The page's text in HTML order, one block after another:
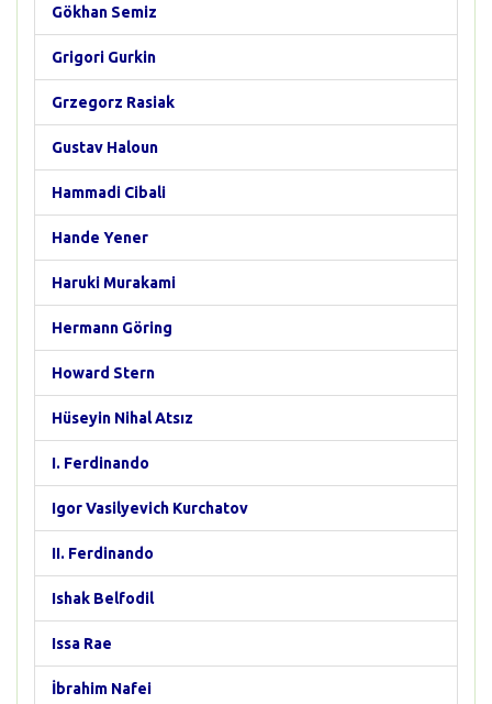
Gökhan Semiz
Grigori Gurkin
Grzegorz Rasiak
Gustav Haloun
Hammadi Cibali
Hande Yener
Haruki Murakami
Hermann Göring
Howard Stern
Hüseyin Nihal Atsız
I. Ferdinando
Igor Vasilyevich Kurchatov
II. Ferdinando
Ishak Belfodil
Issa Rae
İbrahim Nafei